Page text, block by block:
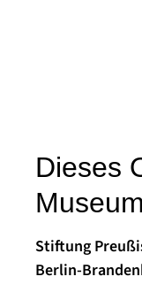
Dieses
Museum
Stiftung
Berlin-